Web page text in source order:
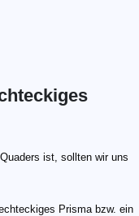
ist, sollten wir uns
Prisma bzw. ein